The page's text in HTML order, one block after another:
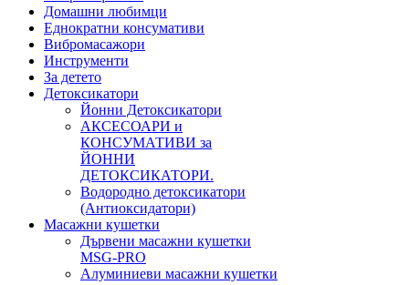
Домашни любимци
Еднократни консумативи
Вибромасажори
Инструменти
За детето
Детоксикатори
Йонни Детоксикатори
АКСЕСОАРИ и
КОНСУМАТИВИ за
ЙОННИ
ДЕТОКСИКАТОРИ.
Водородно детоксикатори
(Антиоксидатори)
Масажни кушетки
Дървени масажни кушетки
MSG-PRO
Алуминиеви масажни кушетки